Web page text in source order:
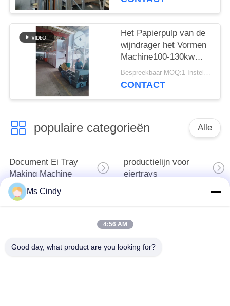
Het Papierpulp van de
wijndrager het Vormen
Machine100-130kw
Macht
Bespreekbaar MOQ:1 Instellen
CONTACT
populaire categorieën Alle
Document Ei Tray
Making Machine
productielijn voor
eiertrays
Eikarton het Maken
klein eidienblad die
machine voor het
de vormende
Ms Cindy
4:56 AM
Good day, what product are you looking for?